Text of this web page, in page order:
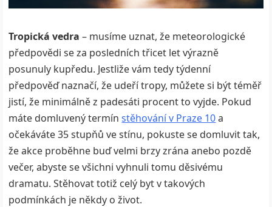
Tropická vedra– musíme uznat, že meteorologické
předpovědi se za posledních třicet let výrazně
posunuly kupředu. Jestliže vám tedy týdenní
předpověď naznačí, že udeří tropy, můžete si být téměř
jistí, že minimálně z padesáti procent to vyjde. Pokud
máte domluvený termínstěhování v Praze 10a
očekáváte 35 stupňů ve stínu, pokuste se domluvit tak,
že akce proběhne buď velmi brzy zrána anebo pozdě
večer, abyste se všichni vyhnuli tomu děsivému
dramatu. Stěhovat totiž celý byt v takových
podmínkách je někdy o život.